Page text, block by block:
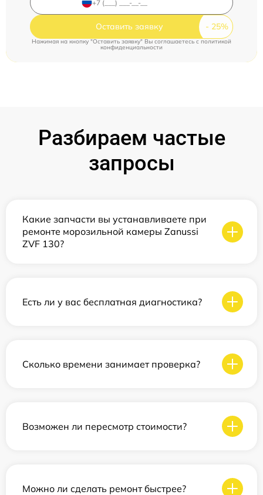
Оставить заявку
Нажимая на кнопку "Оставить заявку" Вы соглашаетесь cполитикой
конфиденциальности
Разбираем частые
запросы
Какие запчасти вы устанавливаете при
ремонте морозильной камеры Zanussi
ZVF 130?
Есть ли у вас бесплатная диагностика?
Сколько времени занимает проверка?
Возможен ли пересмотр стоимости?
Можно ли сделать ремонт быстрее?